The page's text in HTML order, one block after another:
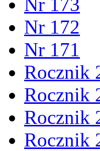
Nr 172
Nr 171
Rocznik
Rocznik
Rocznik
Rocznik